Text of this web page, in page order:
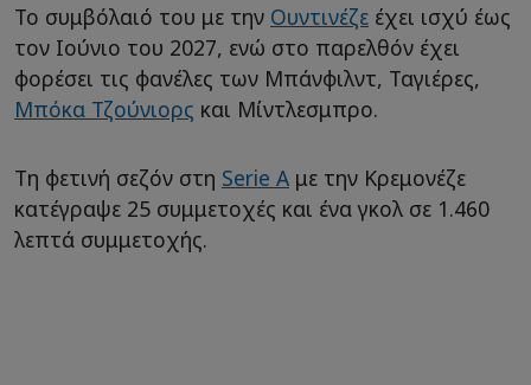
Το συμβόλαιό του με την Ουντινέζε έχει ισχύ έως
τον Ιούνιο του 2027, ενώ στο παρελθόν έχει
φορέσει τις φανέλες των Μπάνφιλντ, Ταγιέρες,
Μπόκα Τζούνιορς και Μίντλεσμπρο.
Τη φετινή σεζόν στη Serie A με την Κρεμονέζε
κατέγραψε 25 συμμετοχές και ένα γκολ σε 1.460
λεπτά συμμετοχής.